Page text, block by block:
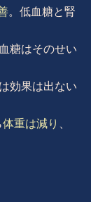
。低血糖と腎
糖はそのせい
効果は出ない
体重は減り